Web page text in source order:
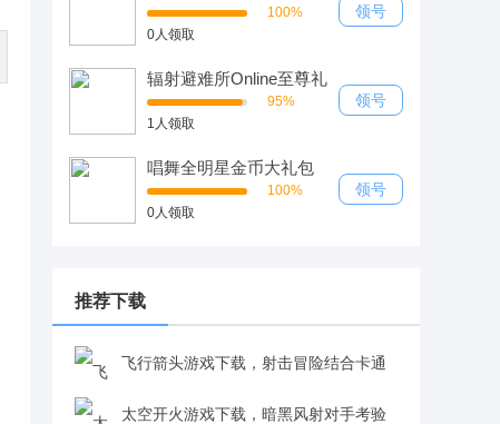
100%
0人领取
领号
辐射避难所Online至尊礼
包
95%
1人领取
领号
唱舞全明星金币大礼包
100%
0人领取
领号
推荐下载
飞行箭头游戏下载，射击冒险结合卡通
画风体验佳v4.8.5 安卓版
太空开火游戏下载，暗黑风射对手考验